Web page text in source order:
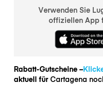
Verwenden Sie
offiziellen App
Rabatt-Gutscheine –
aktuell für Cartagena